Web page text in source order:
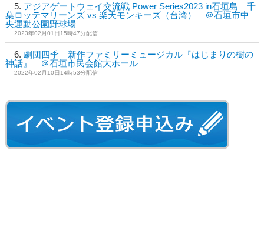
アジアゲートウェイ交流戦 Power Series2023 in石垣島 千
葉ロッテマリーンズ vs 楽天モンキーズ（台湾） ＠石垣市中
央運動公園野球場
2023年02月01日15時47分配信
劇団四季 新作ファミリーミュージカル『はじまりの樹の
神話』 ＠石垣市民会館大ホール
2022年02月10日14時53分配信